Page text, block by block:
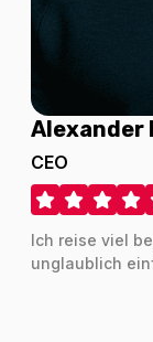
200 MB - 3
Für 3
8.60 EUR
Alexander
CEO
Ich reise viel
unglaublich